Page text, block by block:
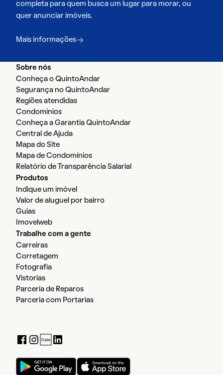
Sobre nós
Conheça o QuintoAndar
Segurança no QuintoAndar
Regiões atendidas
Condomínios
Conheça a Garantia QuintoAndar
Central de Ajuda
Mapa do Site
Mapa de Condomínios
Relatório de Transparência Salarial
Produtos
Indique um imóvel
Valor de aluguel por bairro
Guias
Imovelweb
Trabalhe com a gente
Carreiras
Corretagem
Fotografia
Vistorias
Parceria de Reparos
Parceria com Portarias
completa para quem busca um lugar para morar, ou
quer anunciar imóveis.
Mais informações